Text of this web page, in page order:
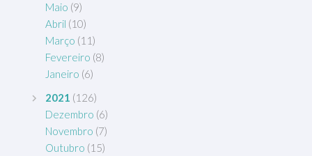
Maio (9)
Abril (10)
Março (11)
Fevereiro (8)
Janeiro (6)
2021 (126)
Dezembro (6)
Novembro (7)
Outubro (15)